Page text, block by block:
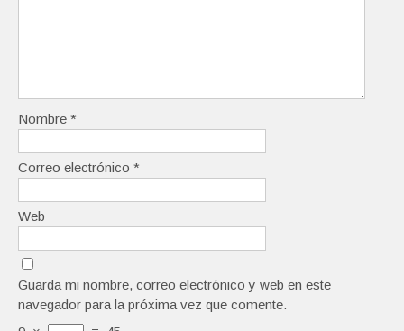
Nombre *
Correo electrónico *
Web
Guarda mi nombre, correo electrónico y web en este
navegador para la próxima vez que comente.